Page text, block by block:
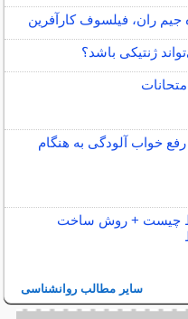
ژنتیکی باشد؟
خواب آلودگی به هنگام
چیست + روش ساخت
سایر مطالب روانشناسی